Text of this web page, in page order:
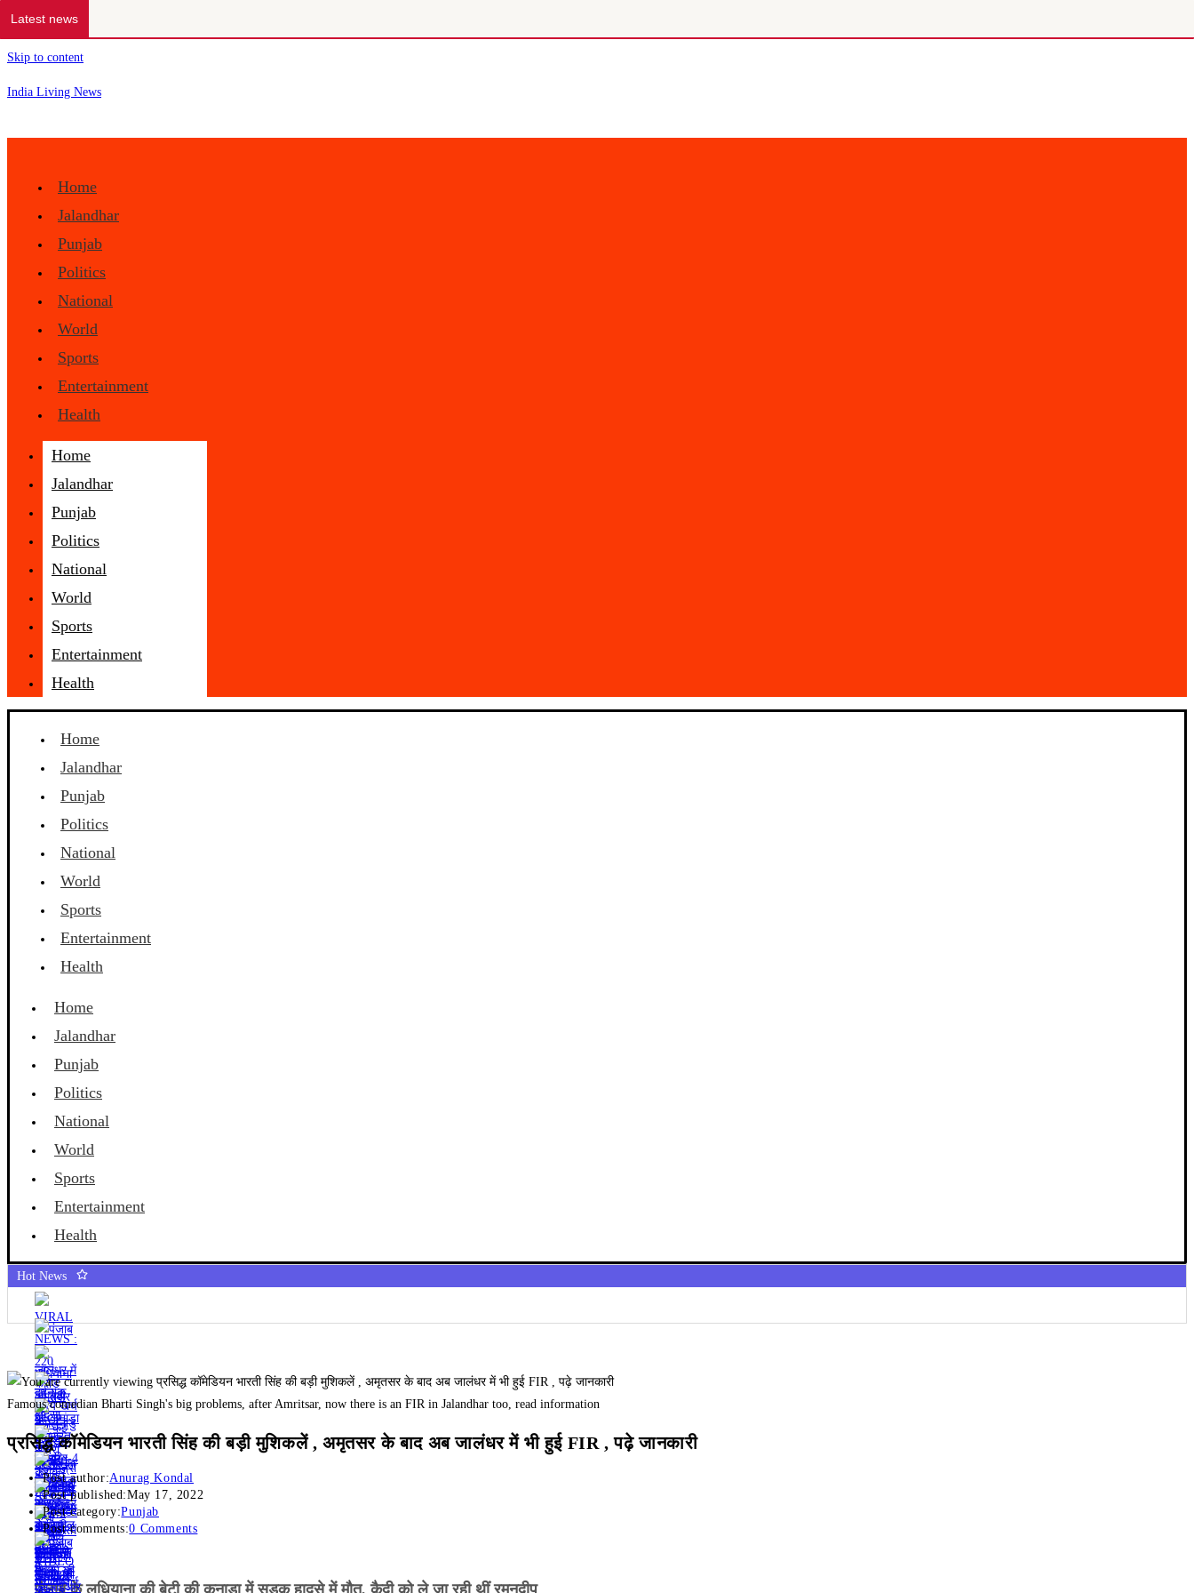
Latest news
Skip to content
India Living News
Home
Jalandhar
Punjab
Politics
National
World
Sports
Entertainment
Health
Home
Jalandhar
Punjab
Politics
National
World
Sports
Entertainment
Health
Home
Jalandhar
Punjab
Politics
National
World
Sports
Entertainment
Health
Home
Jalandhar
Punjab
Politics
National
World
Sports
Entertainment
Health
Hot News
पंजाब के लुधियाना की बेटी की कनाडा में सड़क हादसे में माैत, कैदी को ले जा रही थीं रमनदीप
Famous comedian Bharti Singh's big problems, after Amritsar, now there is an FIR in Jalandhar too, read information
प्रसिद्ध कॉमेडियन भारती सिंह की बड़ी मुशिकलें , अमृतसर के बाद अब जालंधर में भी हुई FIR , पढ़े जानकारी
Post author:Anurag Kondal
Post published:May 17, 2022
Post category:Punjab
Post comments:0 Comments